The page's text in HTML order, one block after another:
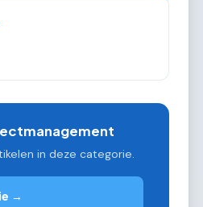
in deze categorie.
→